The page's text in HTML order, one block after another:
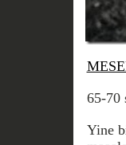
65-70
Yine